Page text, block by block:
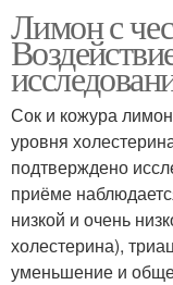
Лимон с
Сок и кожура
уровня
подтверждено
приёме
низкой и очень
холестерина),
уменьшение и